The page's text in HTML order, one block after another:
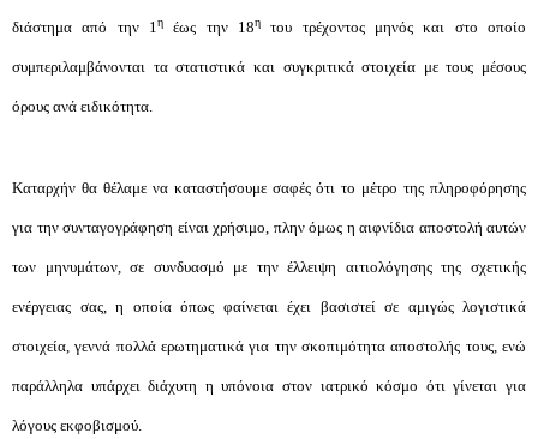
διάστημα από την 1η έως την 18η του τρέχοντος μηνός και στο οποίο
συμπεριλαμβάνονται τα στατιστικά και συγκριτικά στοιχεία με τους μέσους
όρους ανά ειδικότητα.
Καταρχήν θα θέλαμε να καταστήσουμε σαφές ότι το μέτρο της πληροφόρησης
για την συνταγογράφηση είναι χρήσιμο, πλην όμως η αιφνίδια αποστολή αυτών
των μηνυμάτων, σε συνδυασμό με την έλλειψη αιτιολόγησης της σχετικής
ενέργειας σας, η οποία όπως φαίνεται έχει βασιστεί σε αμιγώς λογιστικά
στοιχεία, γεννά πολλά ερωτηματικά για την σκοπιμότητα αποστολής τους, ενώ
παράλληλα υπάρχει διάχυτη η υπόνοια στον ιατρικό κόσμο ότι γίνεται για
λόγους εκφοβισμού.